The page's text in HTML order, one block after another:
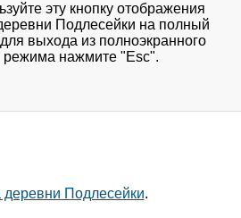
эту кнопку отображения
Подлесейки на полный
выхода из полноэкранного
режима нажмите "Esc".
деревни Подлесейки.